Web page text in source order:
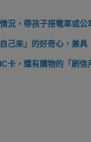
況，帶孩子搭電車或
己來」的好奇心，兼
卡，還有購物的「刷信